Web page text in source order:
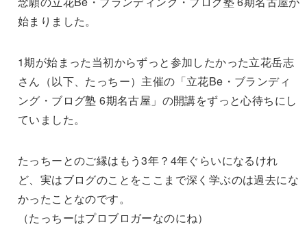
始まりました。
1期が始まった当初からずっと参加したかった立花岳志
さん（以下、たっちー）主催の「立花Be・ブランディ
ング・ブログ塾 6期名古屋」の開講をずっと心待ちにし
ていました。
たっちーとのご縁はもう3年？4年ぐらいになるけれ
ど、実はブログのことをここまで深く学ぶのは過去にな
かったことなのです。
（たっちーはプロブロガーなのにね）